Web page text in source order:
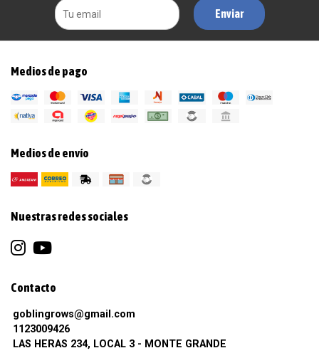
Enviar
Medios de pago
Medios de envío
Nuestras redes sociales
Contacto
goblingrows@gmail.com
1123009426
LAS HERAS 234, LOCAL 3 - MONTE GRANDE